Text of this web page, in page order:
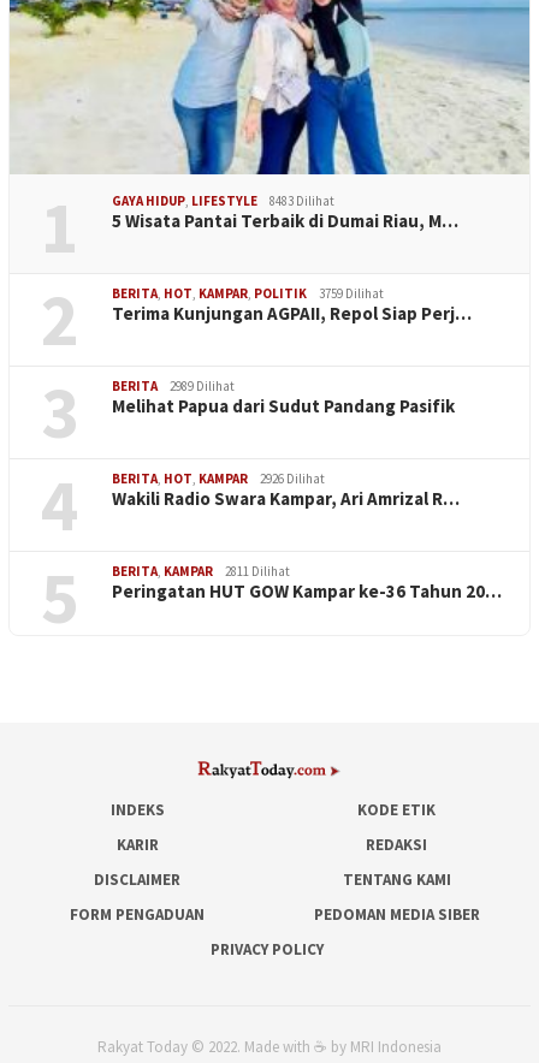
1 GAYA HIDUP, LIFESTYLE 8483 Dilihat
5 Wisata Pantai Terbaik di Dumai Riau, M…
2 BERITA, HOT, KAMPAR, POLITIK 3759 Dilihat
Terima Kunjungan AGPAII, Repol Siap Perj…
3 BERITA 2989 Dilihat
Melihat Papua dari Sudut Pandang Pasifik
4 BERITA, HOT, KAMPAR 2926 Dilihat
Wakili Radio Swara Kampar, Ari Amrizal R…
5 BERITA, KAMPAR 2811 Dilihat
Peringatan HUT GOW Kampar ke-36 Tahun 20…
INDEKS
KODE ETIK
KARIR
REDAKSI
DISCLAIMER
TENTANG KAMI
FORM PENGADUAN
PEDOMAN MEDIA SIBER
PRIVACY POLICY
Rakyat Today © 2022. Made with ☕ by MRI Indonesia